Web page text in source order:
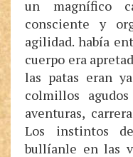
un magnífico
consciente y
agilidad. había
cuerpo era
las patas eran
colmillos
aventuras,
Los instintos
bullíanle en las